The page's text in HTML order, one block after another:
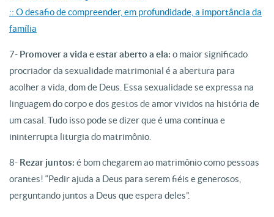
:: O desafio de compreender, em profundidade, a importância da
família
7- Promover a vida e estar aberto a ela: o maior significado
procriador da sexualidade matrimonial é a abertura para
acolher a vida, dom de Deus. Essa sexualidade se expressa na
linguagem do corpo e dos gestos de amor vividos na história de
um casal. Tudo isso pode se dizer que é uma contínua e
ininterrupta liturgia do matrimônio.
8- Rezar juntos: é bom chegarem ao matrimônio como pessoas
orantes! “Pedir ajuda a Deus para serem fiéis e generosos,
perguntando juntos a Deus que espera deles”.